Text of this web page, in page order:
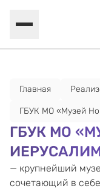
Главная
ГБУК МО «Музей
ГБУК МО
— крупнейший
сочетающий в